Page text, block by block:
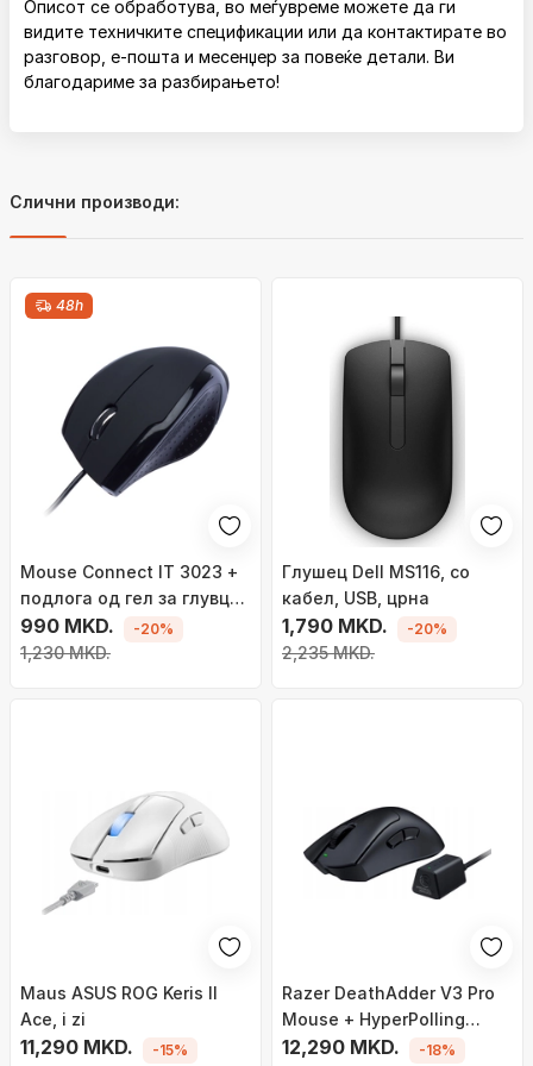
Описот се обработува, во меѓувреме можете да ги
видите техничките спецификации или да контактирате во
разговор, е-пошта и месенџер за повеќе детали. Ви
благодариме за разбирањето!
Слични производи:
48h
Mouse Connect IT 3023 +
подлога од гел за глувци,
црна
990 MKD.
1,230 MKD.
-20%
Глушец Dell MS116, со
кабел, USB, црна
1,790 MKD.
2,235 MKD.
-20%
Maus ASUS ROG Keris II
Ace, i zi
11,290 MKD. -15%
Razer DeathAdder V3 Pro
Mouse + HyperPolling
Dongle (RZ01-04630300-
12,290 MKD. -18%